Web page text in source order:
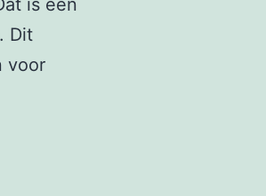
is een
Dit
voor